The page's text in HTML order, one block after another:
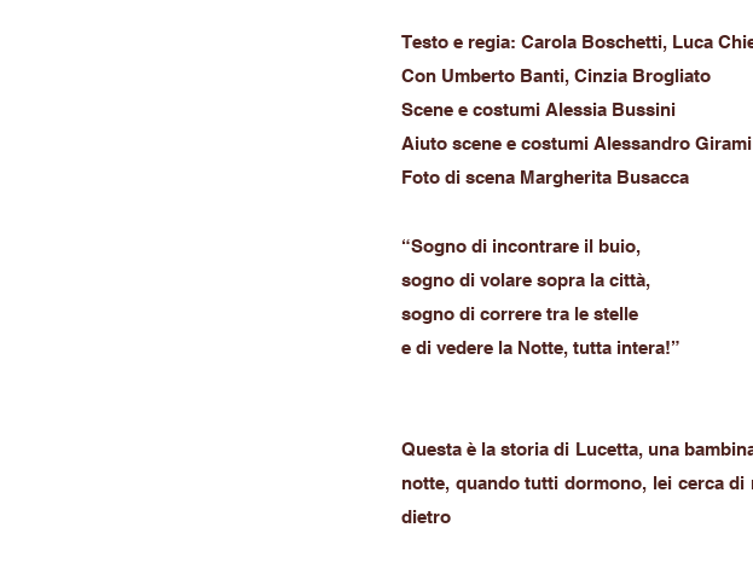
Testo e regia: Carola Boschetti, Luca
Con Umberto Banti, Cinzia Brogliato
Scene e costumi Alessia Bussini
Aiuto scene e costumi Alessandro Girami
Foto di scena Margherita Busacca
“Sogno di incontrare il buio,
sogno di volare sopra la città,
sogno di correre tra le stelle
e di vedere la Notte, tutta intera!”
Questa è la storia di Lucetta, una
notte, quando tutti dormono, lei cerca
dietro